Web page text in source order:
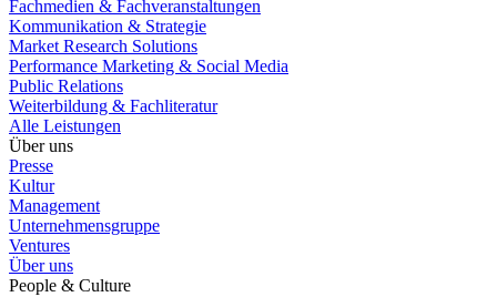
Fachmedien & Fachveranstaltungen
Kommunikation & Strategie
Market Research Solutions
Performance Marketing & Social Media
Public Relations
Weiterbildung & Fachliteratur
Alle Leistungen
Über uns
Presse
Kultur
Management
Unternehmensgruppe
Ventures
Über uns
People & Culture